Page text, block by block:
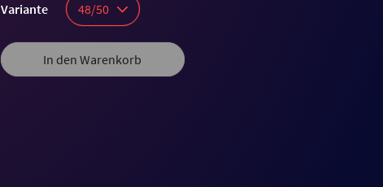
Variante 48/50
In den Warenkorb